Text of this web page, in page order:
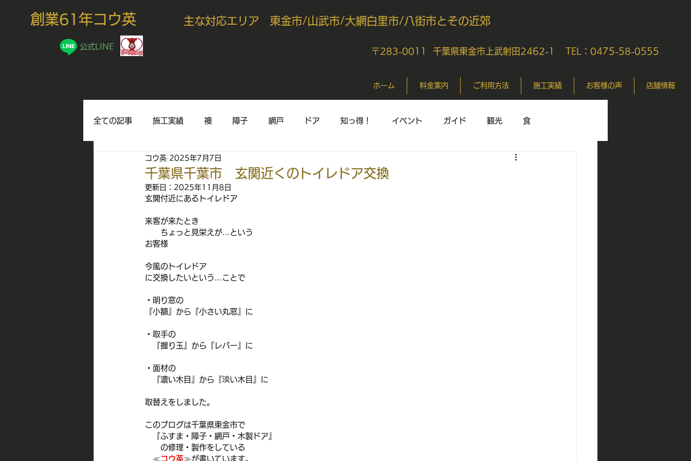
創業61年コウ英 主な対応エリア 東金市/山武市/大網白里市/八街市とその近郊
公式LINE
〒283-0011 千葉県東金市上武射田2462-1 TEL：0475-58-0555
ホーム 料金案内 ご利用方法 施工実績 お客様の声 店舗情報
全ての記事 施工実績 襖 障子 網戸 ドア 知っ得！ イベント ガイド 観光 食
千葉県千葉市 玄関近くのトイレドア交換
コウ英 2025年7月7日
更新日： 2025年11月8日
玄関付近にあるトイレドア
来客が来たとき
ちょっと見栄えが…という
お客様
今風のトイレドア
に交換したいという…ことで
・明り窓の
『小額』から『小さい丸窓』に
・取手の
『握り玉』から『レバー』に
・面材の
『濃い木目』から『淡い木目』に
取替えをしました。
このブログは千葉県東金市で
『ふすま・障子・網戸・木製ドア』
の修理・製作をしている
≪コウ英≫が書いています。